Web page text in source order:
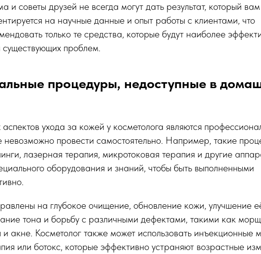
и советы друзей не всегда могут дать результат, который
на научные данные и опыт работы с клиентами, что
только те средства, которые будут наиболее
проблем.
процедуры, недоступные в
ухода за кожей у косметолога являются
невозможно провести самостоятельно. Например, такие
лазерная терапия, микротоковая терапия и другие
оборудования и знаний, чтобы быть выполненными
на глубокое очищение, обновление кожи, улучшение
тона и борьбу с различными дефектами, такими как
акне. Косметолог также может использовать инъекционные
или ботокс, которые эффективно устраняют возрастные